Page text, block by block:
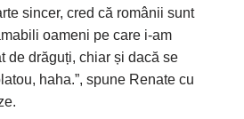
sincer, cred că românii sunt
oameni pe care i-am
de drăguți, chiar și dacă se
haha.”, spune Renate cu